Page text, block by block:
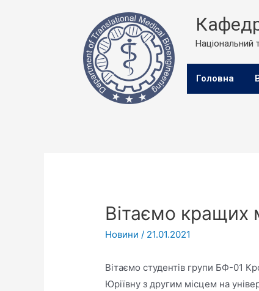
Національний
Головна
Вітаємо кращих
Новини / 21.01.2021
Вітаємо студентів групи БФ-01
Юріївну з другим місцем на